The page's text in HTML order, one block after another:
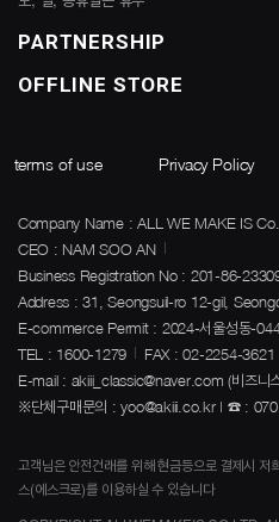
PARTNERSHIP
OFFLINE STORE
terms of use Privacy Policy
Company Name : ALL WE MAKE IS
CEO : NAM SOO AN
Business Registration No : 201-86-
Address : 31, Seongsuil-ro 12-gil,
E-commerce Permit : 2024-서울성동-
TEL : 1600-1279
FAX : 02-2254-3621
E-mail : akiii_classic@naver.com (비즈니
※단체구매문의 : yoo@akiii.co.kr | ☎ :
고객님은 안전건래를 위해 현금등으로 결제시 저
스(에스크로)를 이용하실 수 있습니다